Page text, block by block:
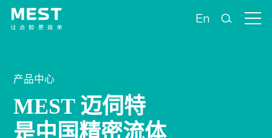
En
产品中心
MEST 迈伺特
是中国精密流体